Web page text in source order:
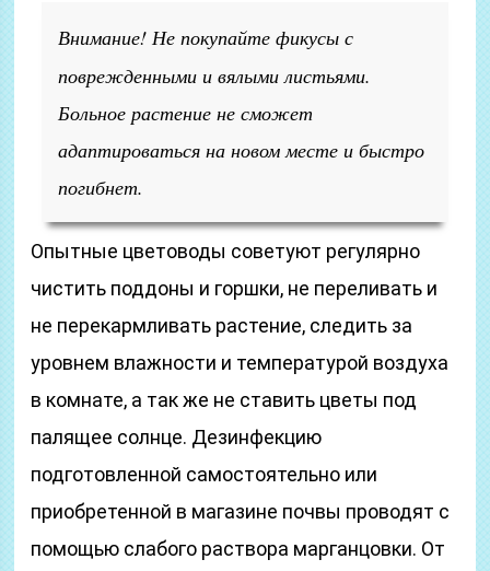
Внимание! Не покупайте фикусы с
поврежденными и вялыми листьями.
Больное растение не сможет
адаптироваться на новом месте и быстро
погибнет.
Опытные цветоводы советуют регулярно
чистить поддоны и горшки, не переливать и
не перекармливать растение, следить за
уровнем влажности и температурой воздуха
в комнате, а так же не ставить цветы под
палящее солнце. Дезинфекцию
подготовленной самостоятельно или
приобретенной в магазине почвы проводят с
помощью слабого раствора марганцовки. От